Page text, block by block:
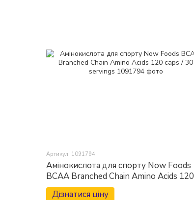
Артикул: 1091794
Амінокислота для спорту Now Foods
BCAA Branched Chain Amino Acids 120
caps / 30 servings
Дізнатися ціну